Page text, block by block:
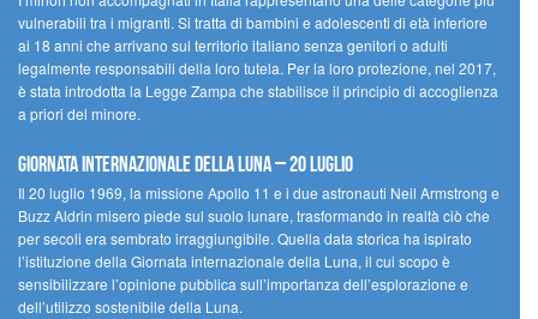
vulnerabili tra i migranti. Si tratta di bambini e adolescenti di età inferiore
ai 18 anni che arrivano sul territorio italiano senza genitori o adulti
legalmente responsabili della loro tutela. Per la loro protezione, nel 2017,
è stata introdotta la Legge Zampa che stabilisce il principio di accoglienza
a priori del minore.
Giornata Internazionale della Luna – 20 luglio
Il 20 luglio 1969, la missione Apollo 11 e i due astronauti Neil Armstrong e
Buzz Aldrin misero piede sul suolo lunare, trasformando in realtà ciò che
per secoli era sembrato irraggiungibile. Quella data storica ha ispirato
l’istituzione della Giornata internazionale della Luna, il cui scopo è
sensibilizzare l’opinione pubblica sull’importanza dell’esplorazione e
dell’utilizzo sostenibile della Luna.